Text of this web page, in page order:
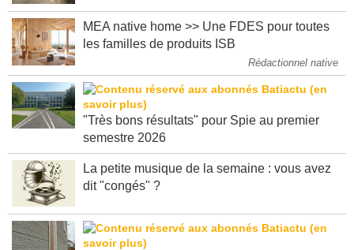
MEA native home >> Une FDES pour toutes
Rédactionnel native
"Très bons résultats" pour Spie au premier
La petite musique de la semaine : vous avez